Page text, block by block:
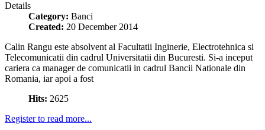
Details
Category: Banci
Created: 20 December 2014
Calin Rangu este absolvent al Facultatii Inginerie, Electrotehnica si
Telecomunicatii din cadrul Universitatii din Bucuresti. Si-a inceput
cariera ca manager de comunicatii in cadrul Bancii Nationale din
Romania, iar apoi a fost
Hits: 2625
Register to read more...